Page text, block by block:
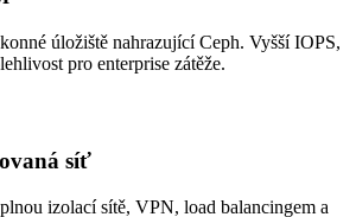
úložiště nahrazující Ceph. Vyšší IOPS,
pro enterprise zátěže.
síť
izolací sítě, VPN, load balancingem a